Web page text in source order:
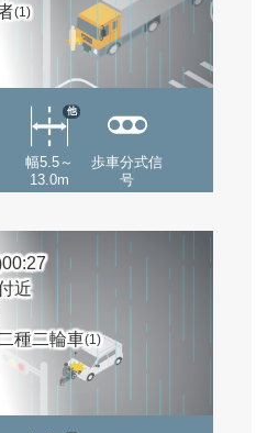
(1)
幅5.5～
13.0m
他
歩車分式信
号
近
種二輪車(1)